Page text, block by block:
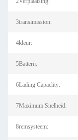
3transimission:
4kleur:
5Batterij:
6Lading Capaclity:
7Maximum Snelheid:
8remsysteem: